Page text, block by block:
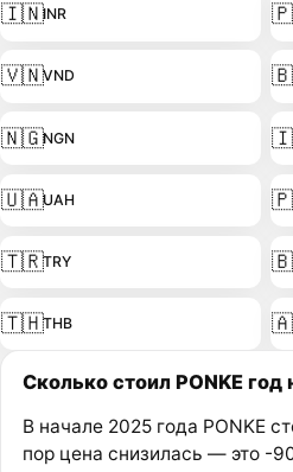
🇮🇳INR
🇻🇳VND
🇳🇬NGN
🇺🇦UAH
🇹🇷TRY
🇹🇭THB
Сколько стоил PONKE год
В начале 2025 года PONKE
пор цена снизилась — это -